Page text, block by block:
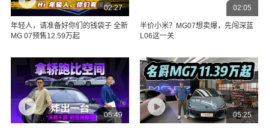
02:27
年轻人，请准备好你们的钱袋子 全新
MG 07预售12.59万起
02:05
半价小米？MG07想卖爆，先闯深蓝
L06这一关
05:49 05:25